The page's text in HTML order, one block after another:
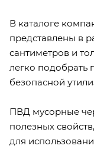
В каталоге
представлены в
сантиметров и
легко подобрать
безопасной
ПВД мусорные
полезных
для